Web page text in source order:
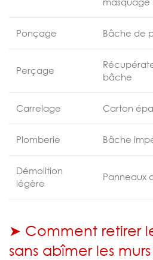
Ponçage Bâche de
Perçage
bâche
Carrelage Carton
Plomberie Bâche
Démolition
légère
Panneaux
➤ Comment retirer
sans abîmer les murs